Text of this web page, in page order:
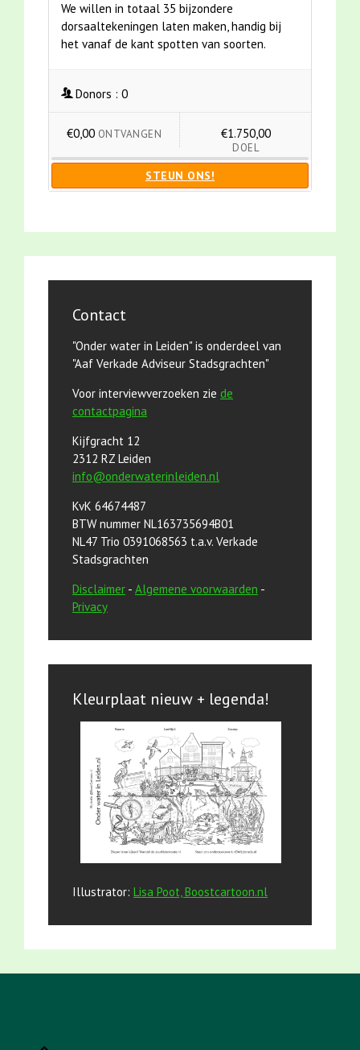
We willen in totaal 35 bijzondere
dorsaaltekeningen laten maken, handig bij
het vanaf de kant spotten van soorten.
Donors : 0
€0,00 ONTVANGEN €1.750,00
DOEL
STEUN ONS!
Contact
"Onder water in Leiden" is onderdeel van
"Aaf Verkade Adviseur Stadsgrachten"
Voor interviewverzoeken zie de
contactpagina
Kijfgracht 12
2312 RZ Leiden
info@onderwaterinleiden.nl
KvK 64674487
BTW nummer NL163735694B01
NL47 Trio 0391068563 t.a.v. Verkade
Stadsgrachten
Disclaimer - Algemene voorwaarden -
Privacy
Kleurplaat nieuw + legenda!
Illustrator: Lisa Poot, Boostcartoon.nl